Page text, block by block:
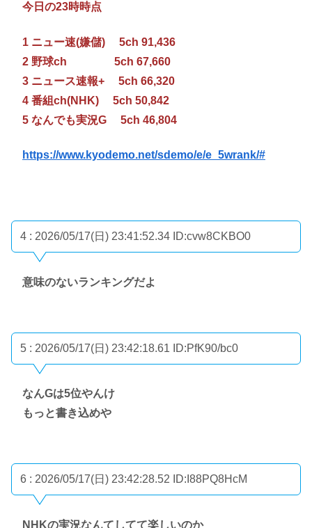
今日の23時時点
1 ニュー速(嫌儲) 5ch 91,436
2 野球ch 5ch 67,660
3 ニュース速報+ 5ch 66,320
4 番組ch(NHK) 5ch 50,842
5 なんでも実況G 5ch 46,804
https://www.kyodemo.net/sdemo/e/e_5wrank/#
4 : 2026/05/17(日) 23:41:52.34 ID:cvw8CKBO0
意味のないランキングだよ
5 : 2026/05/17(日) 23:42:18.61 ID:PfK90/bc0
なんGは5位やんけ
もっと書き込めや
6 : 2026/05/17(日) 23:42:28.52 ID:I88PQ8HcM
NHKの実況なんてしてて楽しいのか